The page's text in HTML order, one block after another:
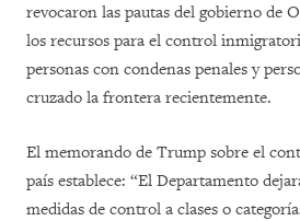
revocaron las pautas del gobierno de
los recursos para el control
personas con condenas penales y
cruzado la frontera recientemente.
El memorando de Trump sobre el
país establece: “El Departamento
medidas de control a clases o